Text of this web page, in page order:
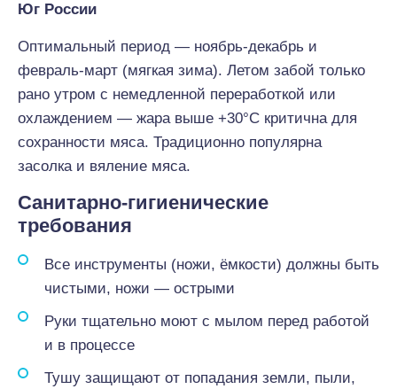
Юг России
Оптимальный период — ноябрь-декабрь и
февраль-март (мягкая зима). Летом забой только
рано утром с немедленной переработкой или
охлаждением — жара выше +30°C критична для
сохранности мяса. Традиционно популярна
засолка и вяление мяса.
Санитарно-гигиенические
требования
Все инструменты (ножи, ёмкости) должны быть
чистыми, ножи — острыми
Руки тщательно моют с мылом перед работой
и в процессе
Тушу защищают от попадания земли, пыли,